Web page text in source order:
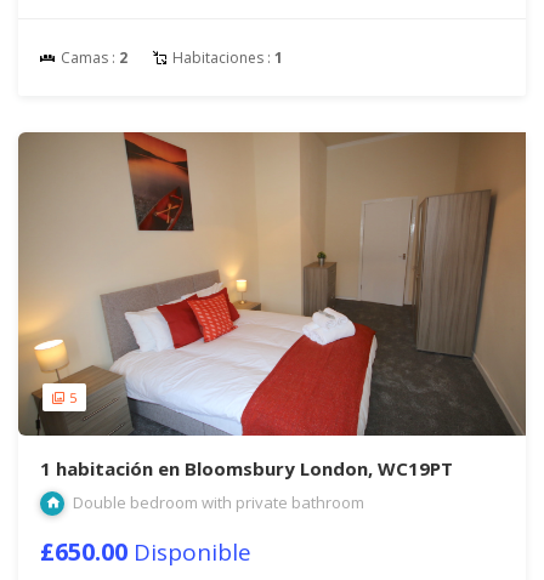
Camas : 2 Habitaciones : 1
5
1 habitación en Bloomsbury London, WC19PT
Double bedroom with private bathroom
£650.00 Disponible